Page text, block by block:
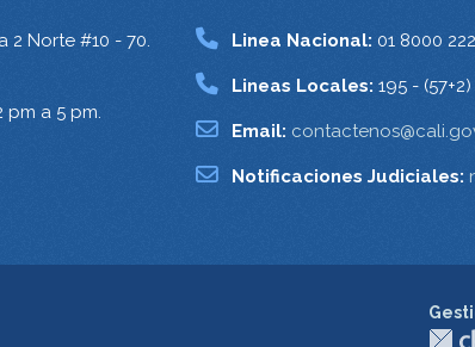
2 Norte #10 - 70.
pm a 5 pm.
Linea Nacional: 01 8000
Lineas Locales: 195 -
Email:
Notificaciones Judiciales: